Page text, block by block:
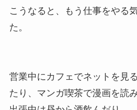
こうなると、もう仕事をやる
た。
営業中にカフェでネットを見
たり、マンガ喫茶で漫画を読